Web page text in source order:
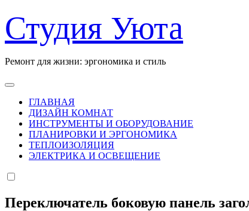
к
содержанию
Студия Уюта
Ремонт для жизни: эргономика и стиль
ГЛАВНАЯ
ДИЗАЙН КОМНАТ
ИНСТРУМЕНТЫ И ОБОРУДОВАНИЕ
ПЛАНИРОВКИ И ЭРГОНОМИКА
ТЕПЛОИЗОЛЯЦИЯ
ЭЛЕКТРИКА И ОСВЕЩЕНИЕ
Переключатель боковую панель